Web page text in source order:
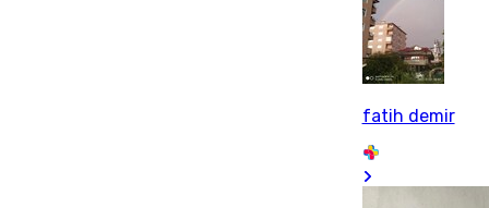
fatih demir